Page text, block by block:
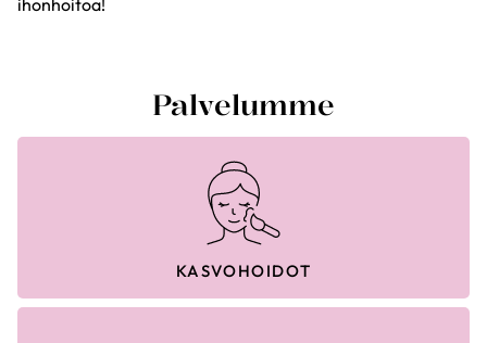
ihonhoitoa!
Palvelumme
KASVOHOIDOT